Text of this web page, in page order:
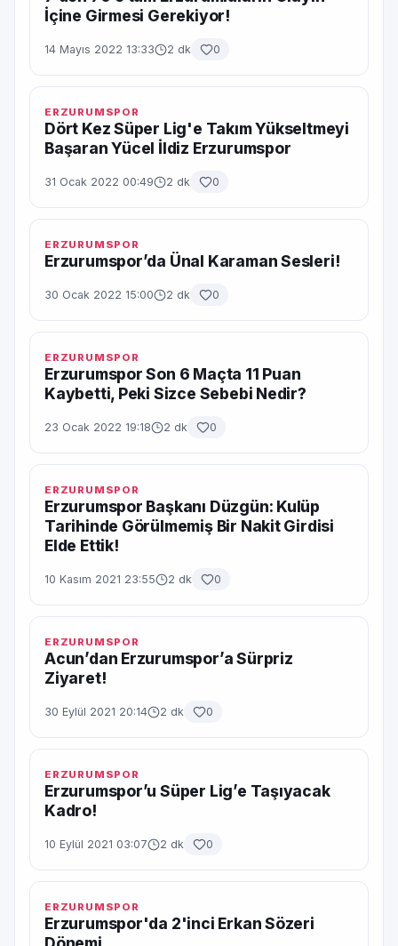
İçine Girmesi Gerekiyor!
14 Mayıs 2022 13:33 2 dk 0
ERZURUMSPOR
Dört Kez Süper Lig'e Takım Yükseltmeyi
Başaran Yücel İldiz Erzurumspor
31 Ocak 2022 00:49 2 dk 0
ERZURUMSPOR
Erzurumspor’da Ünal Karaman Sesleri!
30 Ocak 2022 15:00 2 dk 0
ERZURUMSPOR
Erzurumspor Son 6 Maçta 11 Puan
Kaybetti, Peki Sizce Sebebi Nedir?
23 Ocak 2022 19:18 2 dk 0
ERZURUMSPOR
Erzurumspor Başkanı Düzgün: Kulüp
Tarihinde Görülmemiş Bir Nakit Girdisi
Elde Ettik!
10 Kasım 2021 23:55 2 dk 0
ERZURUMSPOR
Acun’dan Erzurumspor’a Sürpriz
Ziyaret!
30 Eylül 2021 20:14 2 dk 0
ERZURUMSPOR
Erzurumspor’u Süper Lig’e Taşıyacak
Kadro!
10 Eylül 2021 03:07 2 dk 0
ERZURUMSPOR
Erzurumspor'da 2'inci Erkan Sözeri